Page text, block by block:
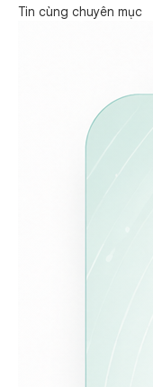
Tin cùng chuyên mục